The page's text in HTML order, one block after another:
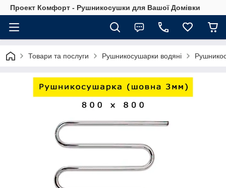
Проект Комфорт - Рушникосушки для Вашої Домівки
Товари та послуги Рушникосушарки водяні